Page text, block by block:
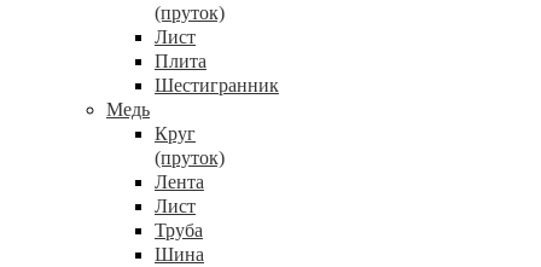
(пруток)
Лист
Плита
Шестигранник
Медь
Круг
(пруток)
Лента
Лист
Труба
Шина